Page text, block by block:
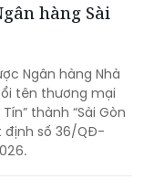
hồ sơ doanh
nâng cao trải
BIZ MBBank.
chức tại Nhà hát
và truyền hình
hàng Sài
Ngân hàng Nhà
tên thương mại
thành “Sài Gòn
định số 36/QĐ-